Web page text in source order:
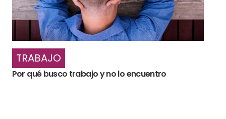
TRABAJO
Por qué busco trabajo y no lo encuentro